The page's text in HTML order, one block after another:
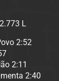
L
2:52
2:11
2:40